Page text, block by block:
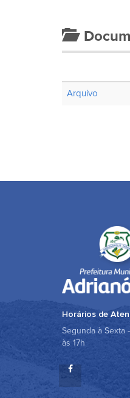
Arquivo
Horários de
Segunda à Sexta
às 17h